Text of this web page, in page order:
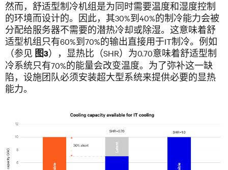
然而，舒适型制冷机组是为同时需要温度和湿度控制
的环境而设计的。因此，其30%到40%的制冷能力会被
分配给服务器不需要的潜热冷却或除湿。这意味着舒
适型机组只有60%到70%的输出直接用于IT制冷。例如
（参见 图3），显热比（SHR）为0.70意味着舒适型制
冷系统只有70%的能量会改变温度。为了弥补这一缺
陷，设施团队必须安装超大型系统来提供必要的显热
能力。